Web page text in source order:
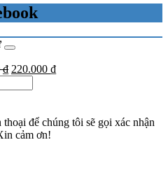
₫ 220.000 ₫
để chúng tôi sẽ gọi xác nhận
cảm ơn!